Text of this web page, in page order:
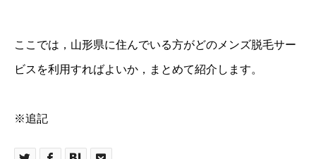
ここでは，山形県に住んでいる方がどのメンズ脱毛サー
ビスを利用すればよいか，まとめて紹介します。
※追記